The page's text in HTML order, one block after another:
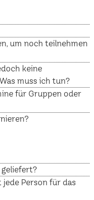
um noch teilnehmen
keine
muss ich tun?
für Gruppen oder
jede Person für das